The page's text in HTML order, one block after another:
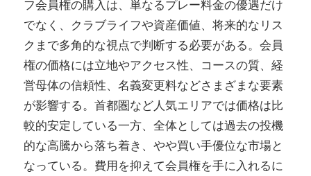
フ会員権の購入は、単なるプレー料金の優遇だけ
でなく、クラブライフや資産価値、将来的なリス
クまで多角的な視点で判断する必要がある。会員
権の価格には立地やアクセス性、コースの質、経
営母体の信頼性、名義変更料などさまざまな要素
が影響する。首都圏など人気エリアでは価格は比
較的安定している一方、全体としては過去の投機
的な高騰から落ち着き、やや買い手優位な市場と
なっている。費用を抑えて会員権を手に入れるに